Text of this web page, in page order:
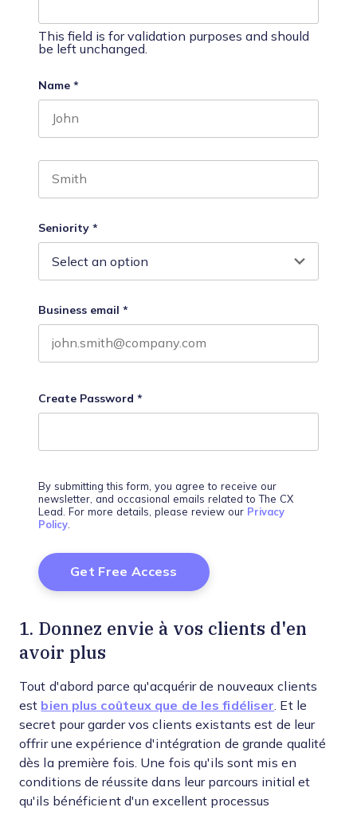
This field is for validation purposes and should
be left unchanged.
Name *
Seniority *
Business email *
Create Password *
By submitting this form, you agree to receive our
newsletter, and occasional emails related to The CX
Lead. For more details, please review our Privacy
Policy.
1. Donnez envie à vos clients d'en
avoir plus
Tout d'abord parce qu'acquérir de nouveaux clients
est bien plus coûteux que de les fidéliser . Et le
secret pour garder vos clients existants est de leur
offrir une expérience d'intégration de grande qualité
dès la première fois. Une fois qu'ils sont mis en
conditions de réussite dans leur parcours initial et
qu'ils bénéficient d'un excellent processus